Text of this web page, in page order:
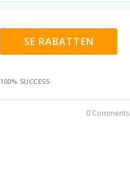
SE RABATTEN
100% SUCCESS
0 Comments